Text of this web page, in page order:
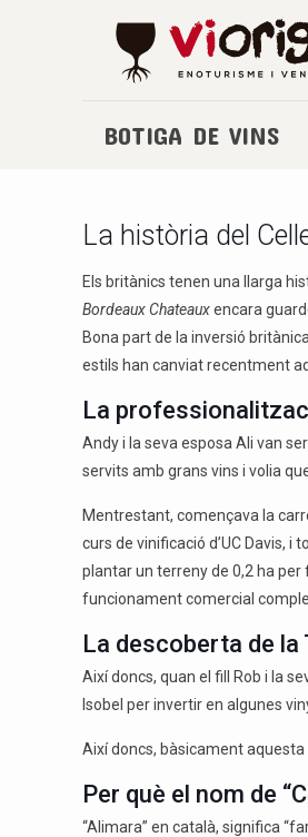
BOTIGA DE VINS
La història del
Els britànics tenen una llarga
Bordeaux Chateauxencara
Bona part de la inversió
estils han canviat recentment
La
Andy i la seva esposa Ali van
servits amb grans vins i volia
Mentrestant, començava la
curs de vinificació d’UC Davis,
plantar un terreny de 0,2 ha per
funcionament comercial
La descoberta de la
Així doncs, quan el fill Rob i la
Isobel per invertir en algunes
Així doncs, bàsicament
Per què el nom de
“Alimara” en català, significa